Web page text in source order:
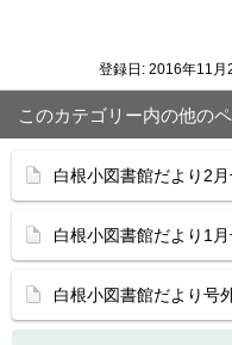
登録日: 2016年11月
このカテゴリー内の他の
白根小図書館だより2
白根小図書館だより1
白根小図書館だより号